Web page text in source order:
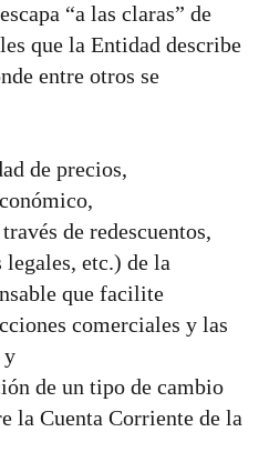
“a las claras” de
que la Entidad describe
entre otros se
de precios,
de redescuentos,
legales, etc.) de la
que facilite
comerciales y las
y
de un tipo de cambio
la Cuenta Corriente de la